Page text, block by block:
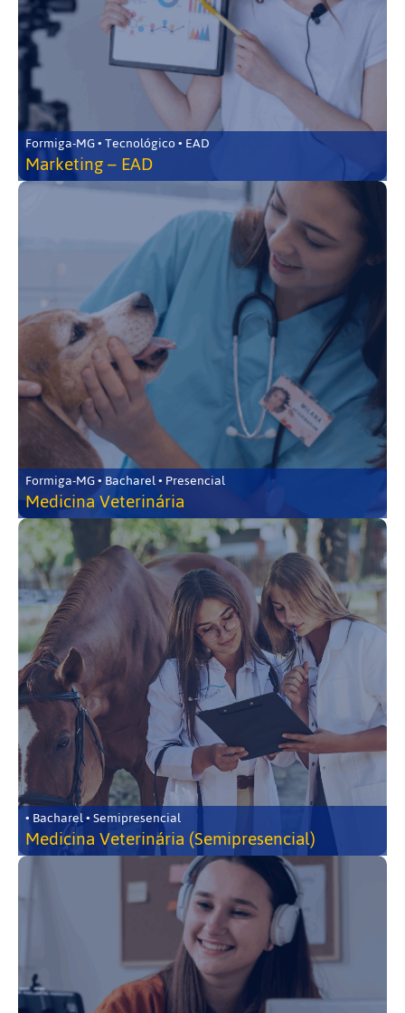
Formiga-MG • Tecnológico • EAD
Marketing – EAD
Formiga-MG • Bacharel • Presencial
Medicina Veterinária
• Bacharel • Semipresencial
Medicina Veterinária (Semipresencial)